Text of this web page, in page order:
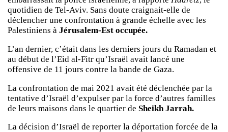
quotidien de Tel-Aviv. Sans doute craignait-elle de
déclencher une confrontation à grande échelle avec les
Palestiniens à Jérusalem-Est occupée.
L’an dernier, c’était dans les derniers jours du Ramadan et
au début de l’Eid al-Fitr qu’Israël avait lancé une
offensive de 11 jours contre la bande de Gaza.
La confrontation de mai 2021 avait été déclenchée par la
tentative d’Israël d’expulser par la force d’autres familles
de leurs maisons dans le quartier de Sheikh Jarrah.
La décision d’Israël de reporter la déportation forcée de la